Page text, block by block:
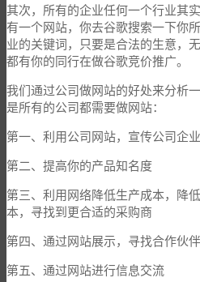
其次，所有的企业任何一个行业其
有一个网站，你去谷歌搜索一下你
业的关键词，只要是合法的生意，
都有你的同行在做谷歌竞价推广。
我们通过公司做网站的好处来分析
是所有的公司都需要做网站：
第一、利用公司网站，宣传公司企
第二、提高你的产品知名度
第三、利用网络降低生产成本，降
本，寻找到更合适的采购商
第四、通过网站展示，寻找合作伙伴
第五、通过网站进行信息交流